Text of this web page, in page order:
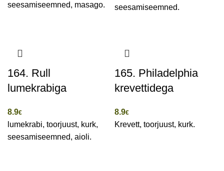
seesamiseemned, masago.
seesamiseemned.
164. Rull
lumekrabiga
8.9€
lumekrabi, toorjuust, kurk,
seesamiseemned, aioli.
165. Philadelphia
krevettidega
8.9€
Krevett, toorjuust, kurk.